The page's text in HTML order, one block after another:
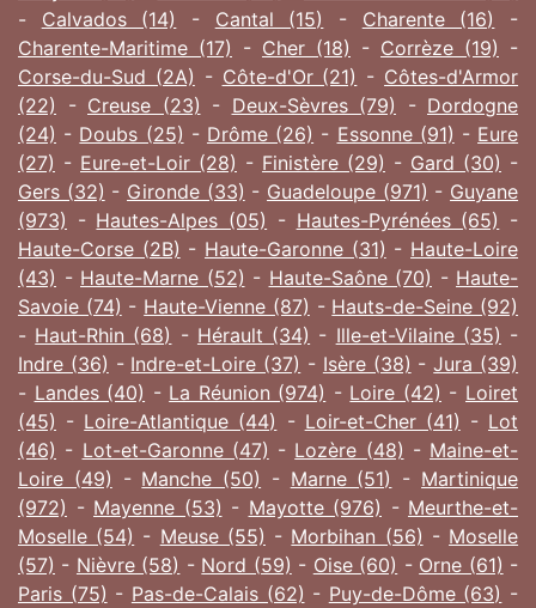
- Calvados (14) - Cantal (15) - Charente (16)
-
Charente-Maritime (17) - Cher (18) - Corrèze (19) -
Corse-du-Sud (2A) - Côte-d'Or (21) - Côtes-d'Armor
(22) - Creuse (23) - Deux-Sèvres (79) - Dordogne
(24) - Doubs (25) - Drôme (26) - Essonne (91) - Eure
(27) - Eure-et-Loir (28) - Finistère (29) - Gard (30) -
Gers (32) - Gironde (33) - Guadeloupe (971) - Guyane
(973) - Hautes-Alpes (05) - Hautes-Pyrénées (65) -
Haute-Corse (2B) - Haute-Garonne (31) - Haute-Loire
(43) - Haute-Marne (52) - Haute-Saône (70) - Haute-
Savoie (74) - Haute-Vienne (87) - Hauts-de-Seine (92)
- Haut-Rhin (68) - Hérault (34) - Ille-et-Vilaine (35) -
Indre (36) - Indre-et-Loire (37) - Isère (38) -Jura (39)
- Landes (40) - La Réunion (974) - Loire (42) - Loiret
(45) - Loire-Atlantique (44) - Loir-et-Cher (41) - Lot
(46) - Lot-et-Garonne (47) - Lozère (48) - Maine-et-
Loire (49) - Manche (50) - Marne (51) - Martinique
(972) - Mayenne (53) - Mayotte (976) - Meurthe-et-
Moselle (54) - Meuse (55) - Morbihan (56) - Moselle
(57) - Nièvre (58) - Nord (59) - Oise (60) - Orne (61) -
Paris (75) - Pas-de-Calais (62) - Puy-de-Dôme (63) -